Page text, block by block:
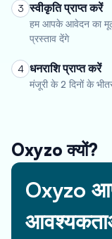
3 स्वीकृति प्राप्त करें
हम आपके आवेदन का
प्रस्ताव देंगे
4 धनराशि प्राप्त करें
मंजूरी के 2 दिनों के
Oxyzo क्यों?
Oxyzo